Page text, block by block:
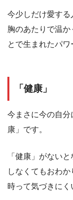
今少しだけ愛する
胸のあたりで温
とで生まれたパワ
「健康」
今まさに今の自
康」です。
「健康」がない
しなくてもおわ
時って気づきにく